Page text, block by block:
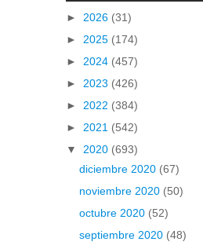
► 2026 (31)
► 2025 (174)
► 2024 (457)
► 2023 (426)
► 2022 (384)
► 2021 (542)
▼ 2020 (693)
diciembre 2020 (67)
noviembre 2020 (50)
octubre 2020 (52)
septiembre 2020 (48)